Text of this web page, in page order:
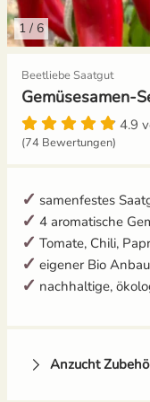
1 / 6
Beetliebe Saatgut
Gemüsesamen-
4.9
(74 Bewertungen)
samenfestes
4 aromatische
Tomate, Chili,
eigener Bio
nachhaltige,
Anzucht
Gelbe Tomaten
Gewächshaustomaten
Grüne Tomaten
Ochsenherztomaten
Orangene Tomaten
Aussaat und Anzucht
Aussaat und Anzucht
Aussaat und Anzucht